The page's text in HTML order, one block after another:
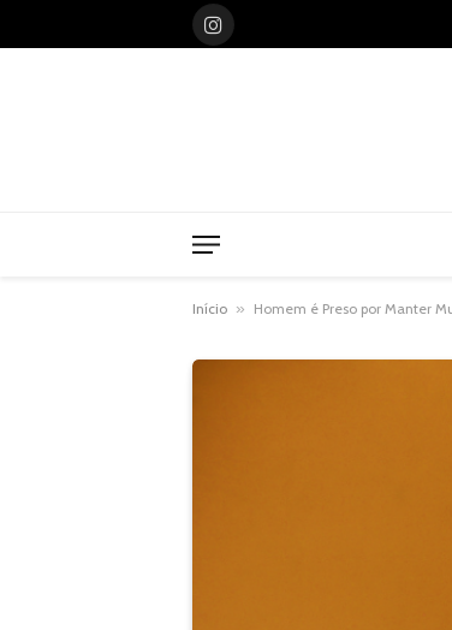
Instagram
Início » Homem é Preso por Manter